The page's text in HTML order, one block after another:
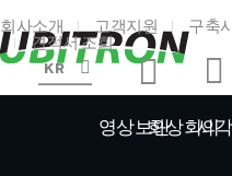
회사소개 고객지원 구축
견적서 조회
KR
영상보안화상회의
시